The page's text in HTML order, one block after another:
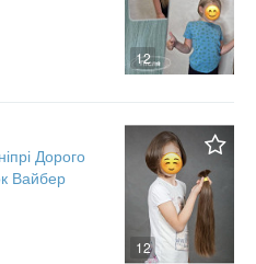
12
12
Дорого
Вайбер